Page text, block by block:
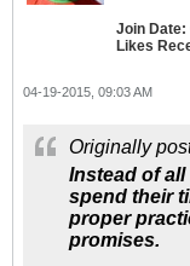
Join Date:
Likes
04-19-2015, 09:03 AM
Originally
Instead of
spend their
proper
promises.